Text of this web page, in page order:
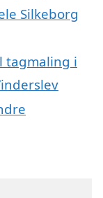
Silkeborg
tagmaling i